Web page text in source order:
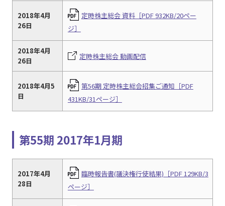
2018年4月
26日
定時株主総会 資料［PDF 932KB/20ペー
ジ］
2018年4月
26日
定時株主総会 動画配信
2018年4月5
日
第56期 定時株主総会招集ご通知［PDF
431KB/31ページ］
第55期 2017年1月期
2017年4月
28日
臨時報告書(議決権行使結果)［PDF 129KB/3
ページ］